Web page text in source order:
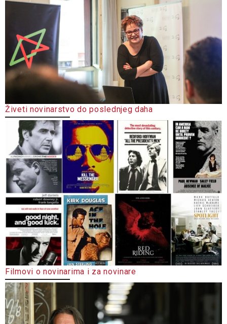
Živeti novinarstvo do poslednjeg daha
Filmovi o novinarima i za novinare